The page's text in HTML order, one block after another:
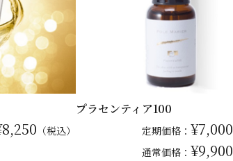
（税込）
プラセンティア100
定期価格： ¥7,000
通常価格： ¥9,900